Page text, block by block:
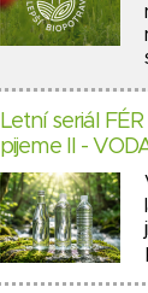
Letní seriál
pijeme II -